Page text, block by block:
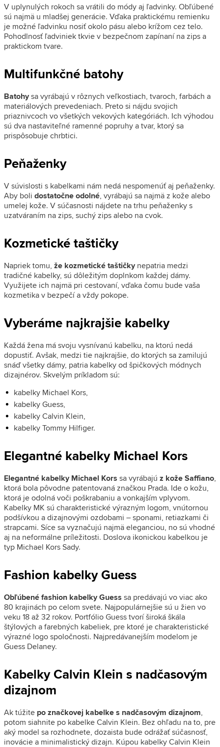
V uplynulých rokoch sa vrátili do módy aj ľadvinky. Obľúbené
sú najmä u mladšej generácie. Vďaka praktickému remienku
je možné ľadvinku nosiť okolo pásu alebo krížom cez telo.
Pohodlnosť ľadviniek tkvie v bezpečnom zapínaní na zips a
praktickom tvare.
Multifunkčné batohy
Batohysa vyrábajú v rôznych veľkostiach, tvaroch, farbách a
materiálových prevedeniach. Preto si nájdu svojich
priaznivcoch vo všetkých vekových kategóriách. Ich výhodou
sú dva nastaviteľné ramenné popruhy a tvar, ktorý sa
prispôsobuje chrbtici.
Peňaženky
V súvislosti s kabelkami nám nedá nespomenúť aj peňaženky.
Aby boli dostatočne odolné, vyrábajú sa najmä z kože alebo
umelej kože. V súčasnosti nájdete na trhu peňaženky s
uzatváraním na zips, suchý zips alebo na cvok.
Kozmetické taštičky
Napriek tomu, že kozmetické taštičkynepatria medzi
tradičné kabelky, sú dôležitým doplnkom každej dámy.
Využijete ich najmä pri cestovaní, vďaka čomu bude vaša
kozmetika v bezpečí a vždy pokope.
Vyberáme najkrajšie kabelky
Každá žena má svoju vysnívanú kabelku, na ktorú nedá
dopustiť. Avšak, medzi tie najkrajšie, do ktorých sa zamilujú
snáď všetky dámy, patria kabelky od špičkových módnych
dizajnérov. Skvelým príkladom sú:
kabelky Michael Kors,
kabelky Guess,
kabelky Calvin Klein,
kabelky Tommy Hilfiger.
Elegantné kabelky Michael Kors
Elegantné kabelky Michael Kors sa vyrábajú z kože Saffiano,
ktorá bola pôvodne patentovaná značkou Prada. Ide o kožu,
ktorá je odolná voči poškrabaniu a vonkajším vplyvom.
Kabelky MK sú charakteristické výrazným logom, vnútornou
podšívkou a dizajnovými ozdobami – sponami, retiazkami či
strapcami. Síce sa vyznačujú najmä eleganciou, no sú vhodné
aj na neformálne príležitosti. Doslova ikonickou kabelkou je
typ Michael Kors Sady.
Fashion kabelky Guess
Obľúbené fashion kabelky Guess sa predávajú vo viac ako
80 krajinách po celom svete. Najpopulárnejšie sú u žien vo
veku 18 až 32 rokov. Portfólio Guess tvorí široká škála
štýlových a farebných kabeliek, pre ktoré je charakteristické
výrazné logo spoločnosti. Najpredávanejším modelom je
Guess Delaney.
Kabelky Calvin Klein s nadčasovým
dizajnom
Ak túžite po značkovej kabelke s nadčasovým dizajnom,
potom siahnite po kabelke Calvin Klein. Bez ohľadu na to, pre
aký model sa rozhodnete, dozaista bude odrážať súčasnosť,
inovácie a minimalistický dizajn. Kúpou kabelky Calvin Klein